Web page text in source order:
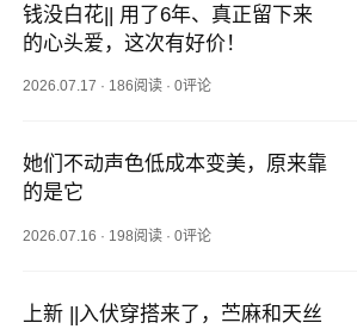
钱没白花|| 用了6年、真正留下来
的心头爱，这次有好价！
2026.07.17 · 186阅读 ·0评论
她们不动声色低成本变美，原来靠
的是它
2026.07.16 · 198阅读 ·0评论
上新 ||入伏穿搭来了，苎麻和天丝